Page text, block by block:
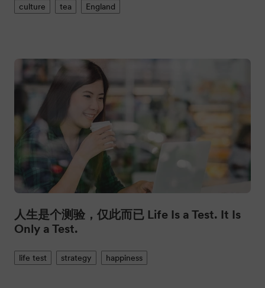
culture tea England
人生是个测验，仅此而已 Life Is a Test. It Is
Only a Test.
life test strategy happiness